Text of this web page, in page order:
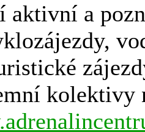
aktivní a
kolektivy